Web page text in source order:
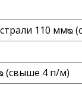
110 ммᴓ
(свыше 4 п/м)